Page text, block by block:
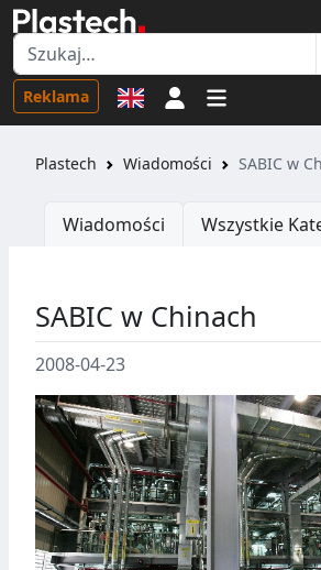
Reklama Logowanie
Plastech Wiadomości SABIC w
Wiadomości Wszystkie
SABIC w Chinach
2008-04-23